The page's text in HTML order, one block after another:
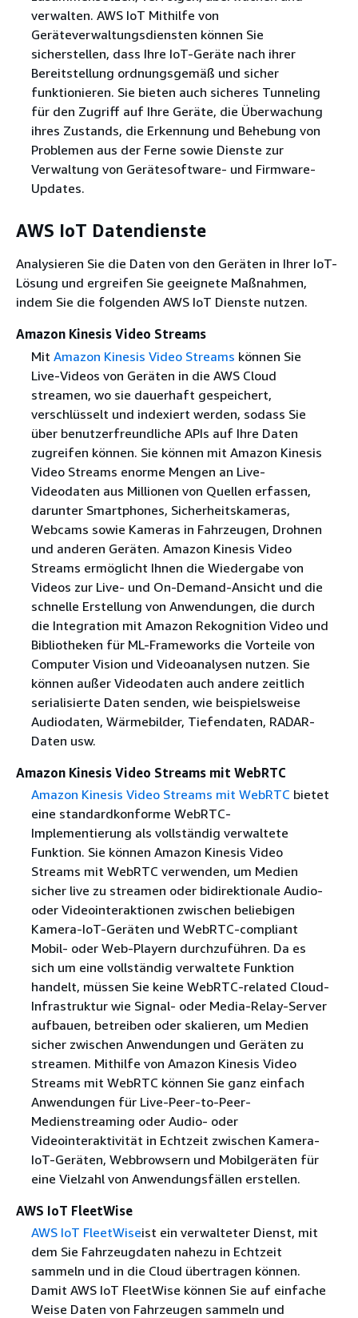
verwalten. AWS IoT Mithilfe von
Geräteverwaltungsdiensten können Sie
sicherstellen, dass Ihre IoT-Geräte nach ihrer
Bereitstellung ordnungsgemäß und sicher
funktionieren. Sie bieten auch sicheres Tunneling
für den Zugriff auf Ihre Geräte, die Überwachung
ihres Zustands, die Erkennung und Behebung von
Problemen aus der Ferne sowie Dienste zur
Verwaltung von Gerätesoftware- und Firmware-
Updates.
AWS IoT Datendienste
Analysieren Sie die Daten von den Geräten in Ihrer IoT-
Lösung und ergreifen Sie geeignete Maßnahmen,
indem Sie die folgenden AWS IoT Dienste nutzen.
Amazon Kinesis Video Streams
Mit Amazon Kinesis Video Streams können Sie
Live-Videos von Geräten in die AWS Cloud
streamen, wo sie dauerhaft gespeichert,
verschlüsselt und indexiert werden, sodass Sie
über benutzerfreundliche APIs auf Ihre Daten
zugreifen können. Sie können mit Amazon Kinesis
Video Streams enorme Mengen an Live-
Videodaten aus Millionen von Quellen erfassen,
darunter Smartphones, Sicherheitskameras,
Webcams sowie Kameras in Fahrzeugen, Drohnen
und anderen Geräten. Amazon Kinesis Video
Streams ermöglicht Ihnen die Wiedergabe von
Videos zur Live- und On-Demand-Ansicht und die
schnelle Erstellung von Anwendungen, die durch
die Integration mit Amazon Rekognition Video und
Bibliotheken für ML-Frameworks die Vorteile von
Computer Vision und Videoanalysen nutzen. Sie
können außer Videodaten auch andere zeitlich
serialisierte Daten senden, wie beispielsweise
Audiodaten, Wärmebilder, Tiefendaten, RADAR-
Daten usw.
Amazon Kinesis Video Streams mit WebRTC
Amazon Kinesis Video Streams mit WebRTC bietet
eine standardkonforme WebRTC-
Implementierung als vollständig verwaltete
Funktion. Sie können Amazon Kinesis Video
Streams mit WebRTC verwenden, um Medien
sicher live zu streamen oder bidirektionale Audio-
oder Videointeraktionen zwischen beliebigen
Kamera-IoT-Geräten und WebRTC-compliant
Mobil- oder Web-Playern durchzuführen. Da es
sich um eine vollständig verwaltete Funktion
handelt, müssen Sie keine WebRTC-related Cloud-
Infrastruktur wie Signal- oder Media-Relay-Server
aufbauen, betreiben oder skalieren, um Medien
sicher zwischen Anwendungen und Geräten zu
streamen. Mithilfe von Amazon Kinesis Video
Streams mit WebRTC können Sie ganz einfach
Anwendungen für Live-Peer-to-Peer-
Medienstreaming oder Audio- oder
Videointeraktivität in Echtzeit zwischen Kamera-
IoT-Geräten, Webbrowsern und Mobilgeräten für
eine Vielzahl von Anwendungsfällen erstellen.
AWS IoT FleetWise
AWS IoT FleetWiseist ein verwalteter Dienst, mit
dem Sie Fahrzeugdaten nahezu in Echtzeit
sammeln und in die Cloud übertragen können.
Damit AWS IoT FleetWise können Sie auf einfache
Weise Daten von Fahrzeugen sammeln und